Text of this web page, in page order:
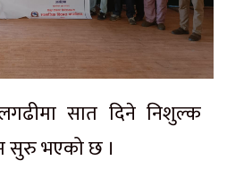
सात दिने निशुल्क
सुरु भएको छ ।